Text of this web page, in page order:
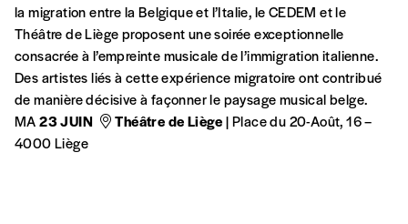
la migration entre la Belgique et l’Italie, le CEDEM et le
Théâtre de Liège proposent une soirée exceptionnelle
consacrée à l’empreinte musicale de l’immigration italienne.
Des artistes liés à cette expérience migratoire ont contribué
de manière décisive à façonner le paysage musical belge.
MA23 JUIN Théâtre de Liège| Place du 20-Août, 16 –
4000 Liège